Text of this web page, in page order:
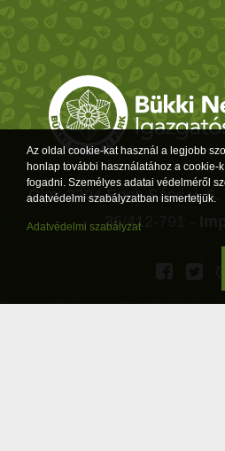
Cím: 3304 Eger, Sánc u. 6.
36/412-791 -
Az oldal cookie-kat használ a legjobb
honlap további használatához a cookie-k
fogadni. Személyes adatai védelméről
adatvédelmi szabályzatban ismertetjük.
Adatvédelmi szabályzat